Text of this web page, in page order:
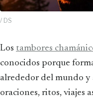
/ DS
Los tambores
conocidos porque
alrededor del mundo y
oraciones, ritos, viajes